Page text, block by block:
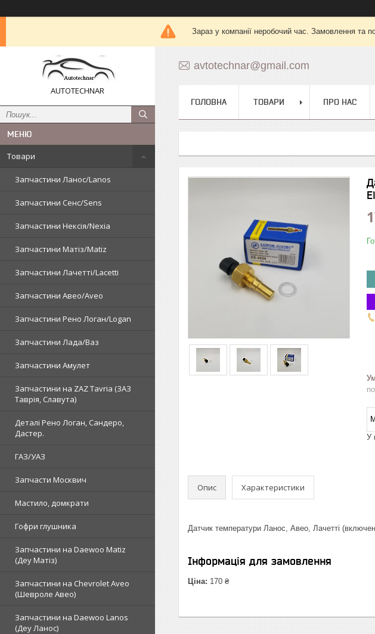
Зараз у компанії неробочий час. Замовлення та
AUTOTECHNAR
Товари
Запчастини Ланос/Lanos
Запчастини Сенс/Sens
Запчастини Нексія/Nexia
Запчастини Матіз/Matiz
Запчастини Лачетті/Lacetti
Запчастини Авео/Aveo
Запчастини Рено Логан/Logan
Запчастини Лада/Ваз
Запчастини Амулет
Запчастини на ZAZ Tavria (ЗАЗ
Таврія, Славута)
Деталі Рено Логан, Сандеро,
Дастер.
ГАЗ/УАЗ
Запчасти Москвич
Мастило, домкрати
Гофри глушника
Запчастини на Daewoo Matiz
(Деу Матіз)
Запчастини на Chevrolet Aveo
(Шевроле Авео)
Запчастини на Daewoo Lanos
(Деу Ланос)
avtotechnar@gmail.com
ГОЛОВНА ТОВАРИ ПРО НАС
У
Опис Характеристики
Датчик температури Ланос, Авео, Лачетті
Інформація для замовлення
Ціна: 170 ₴